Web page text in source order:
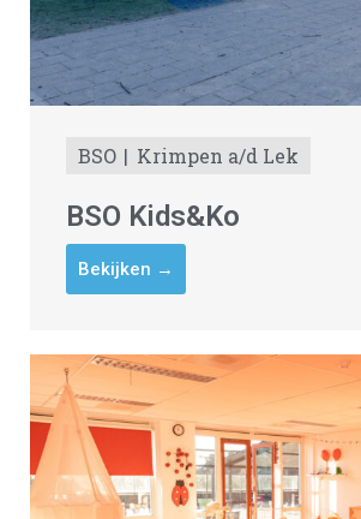
BSO Krimpen a/d Lek
BSO Kids&Ko
Bekijken →